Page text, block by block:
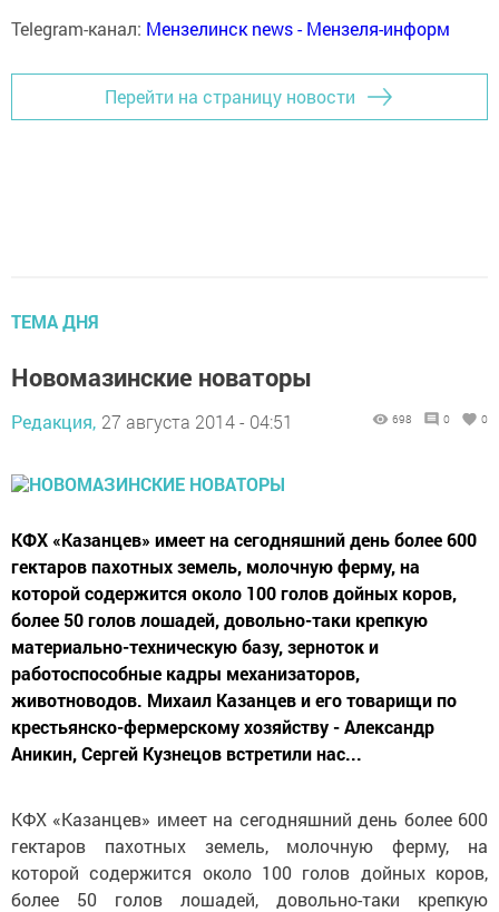
Telegram-канал: Мензелинск news - Мензеля-информ
Перейти на страницу новости
ТЕМА ДНЯ
Новомазинские новаторы
Редакция, 27 августа 2014 - 04:51 698 0 0
КФХ «Казанцев» имеет на сегодняшний день более 600
гектаров пахотных земель, молочную ферму, на
которой содержится около 100 голов дойных коров,
более 50 голов лошадей, довольно-таки крепкую
материально-техническую базу, зерноток и
работоспособные кадры механизаторов,
животноводов. Михаил Казанцев и его товарищи по
крестьянско-фермерскому хозяйству - Александр
Аникин, Сергей Кузнецов встретили нас...
КФХ «Казанцев» имеет на сегодняшний день более 600
гектаров пахотных земель, молочную ферму, на
которой содержится около 100 голов дойных коров,
более 50 голов лошадей, довольно-таки крепкую